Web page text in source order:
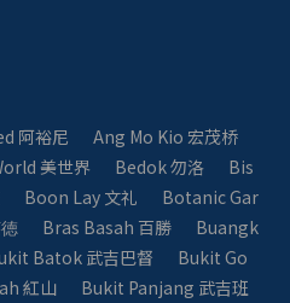
阿裕尼
Ang Mo Kio 宏茂桥
美世界 Bedok 勿洛
Bis
Boon Lay 文礼
Botanic Gar
Bras Basah 百勝
Buangk
Batok 武吉巴督
Bukit Go
紅山
Bukit Panjang 武吉班